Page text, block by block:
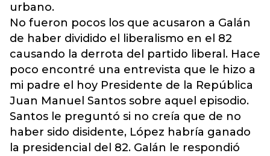
urbano.
No fueron pocos los que acusaron a Galán
de haber dividido el liberalismo en el 82
causando la derrota del partido liberal. Hace
poco encontré una entrevista que le hizo a
mi padre el hoy Presidente de la República
Juan Manuel Santos sobre aquel episodio.
Santos le preguntó si no creía que de no
haber sido disidente, López habría ganado
la presidencial del 82. Galán le respondió